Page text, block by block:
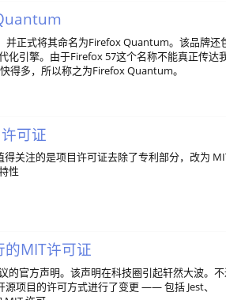
并正式将其命名为Firefox Quantum。该品牌还
化引擎。由于Firefox 57这个名称不能真正传达
得多，所以称之为Firefox Quantum。
可证
关注的是项目许可证去除了专利部分，改为
性
MIT许可证
的官方声明。该声明在科技圈引起轩然大波。
项目的许可方式进行了变更 —— 包括 Jest、